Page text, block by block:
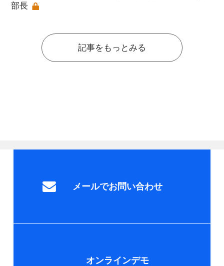
部長
記事をもっとみる
メールでお問い合わせ
オンラインデモ